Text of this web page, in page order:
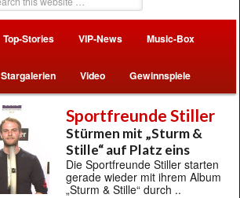
Top-Stories VIP-News Music-Box
Stargalerien Video Gewinnspiele
Sportfreunde Stiller
Stürmen mit „Sturm &
Stille“ auf Platz eins
Die Sportfreunde Stiller starten
gerade wieder mit ihrem Album
„Sturm & Stille“ durch ..